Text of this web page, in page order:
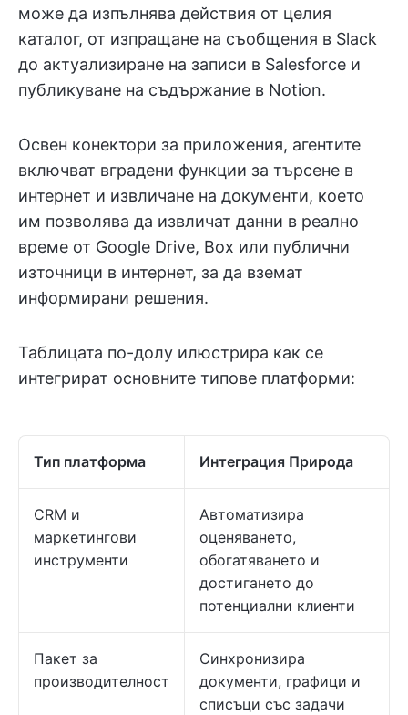
може да изпълнява действия от целия
каталог, от изпращане на съобщения в Slack
до актуализиране на записи в Salesforce и
публикуване на съдържание в Notion.
Освен конектори за приложения, агентите
включват вградени функции за търсене в
интернет и извличане на документи, което
им позволява да извличат данни в реално
време от Google Drive, Box или публични
източници в интернет, за да вземат
информирани решения.
Таблицата по-долу илюстрира как се
интегрират основните типове платформи:
Тип платформа Интеграция Природа
CRM и
маркетингови
инструменти
Автоматизира
оценяването,
обогатяването и
достигането до
потенциални клиенти
Пакет за
производителност
Синхронизира
документи, графици и
списъци със задачи